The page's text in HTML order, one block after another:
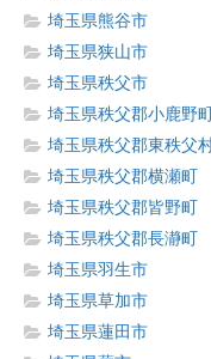
埼玉県熊谷市
埼玉県狭山市
埼玉県秩父市
埼玉県秩父郡小鹿野町
埼玉県秩父郡東秩父
埼玉県秩父郡横瀬町
埼玉県秩父郡皆野町
埼玉県秩父郡長瀞町
埼玉県羽生市
埼玉県草加市
埼玉県蓮田市